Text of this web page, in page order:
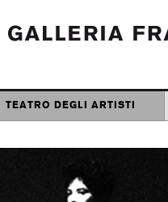
TEATRO DEGLI ARTISTI